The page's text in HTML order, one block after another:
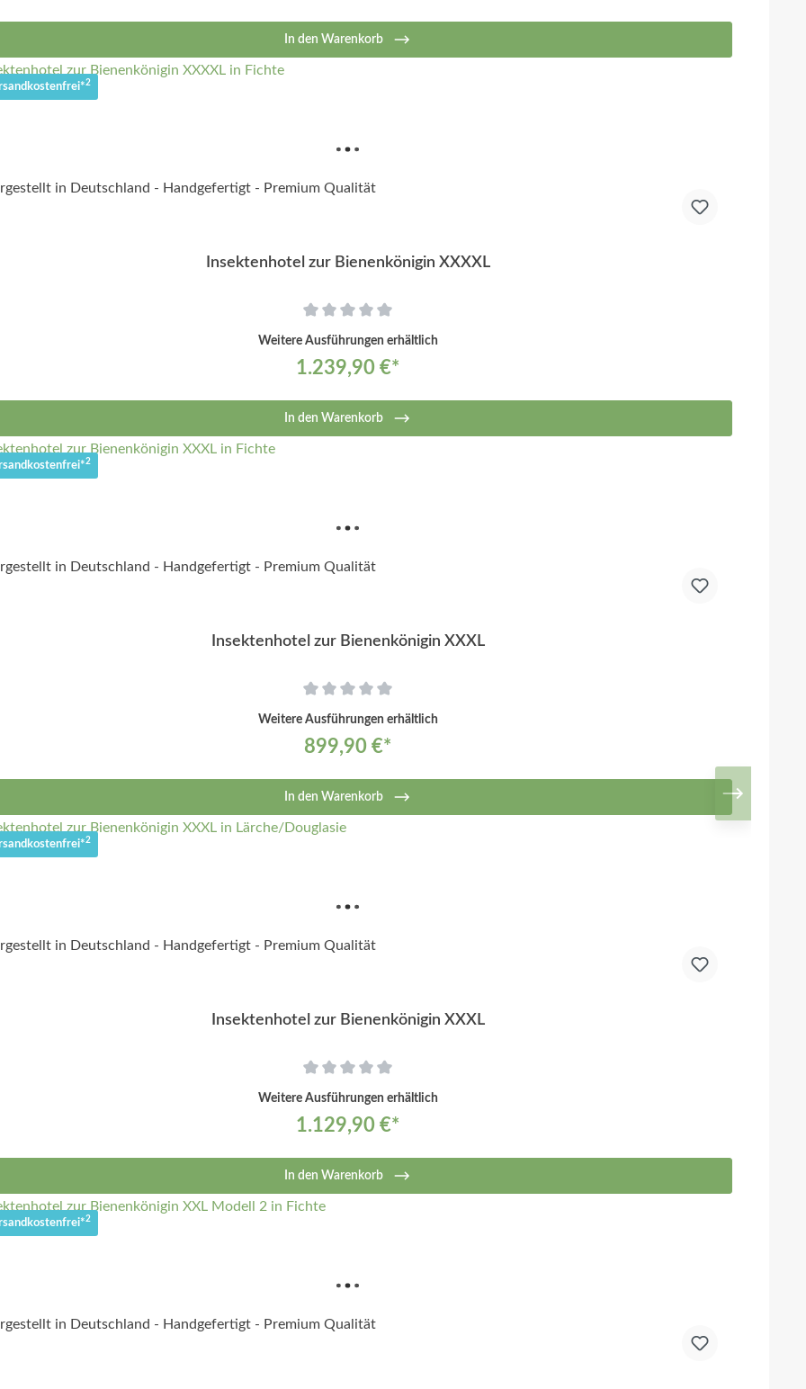
In den Warenkorb
2
Insektenhotel zur Bienenkönigin XXXXL
Weitere Ausführungen erhältlich
1.239,90 €*
In den Warenkorb
2
Insektenhotel zur Bienenkönigin XXXL
Weitere Ausführungen erhältlich
899,90 €*
In den Warenkorb
2
Insektenhotel zur Bienenkönigin XXXL
Weitere Ausführungen erhältlich
1.129,90 €*
In den Warenkorb
2